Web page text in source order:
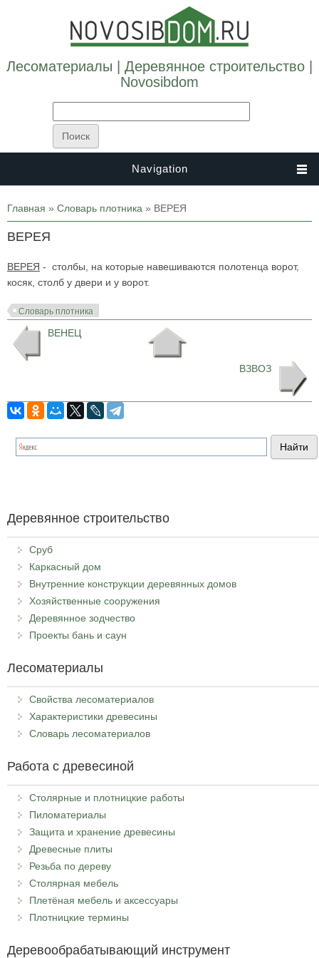
Лесоматериалы | Деревянное строительство |
Novosibdom
Navigation
Вы здесь
Главная » Словарь плотника » ВЕРЕЯ
ВЕРЕЯ
ВЕРЕЯ - столбы, на которые навешиваются полотенца ворот,
косяк, столб у двери и у ворот.
Словарь плотника
ВЕНЕЦ
ВЗВОЗ
Деревянное строительство
Сруб
Каркасный дом
Внутренние конструкции деревянных домов
Хозяйственные сооружения
Деревянное зодчество
Проекты бань и саун
Лесоматериалы
Свойства лесоматериалов
Характеристики древесины
Словарь лесоматериалов
Работа с древесиной
Столярные и плотницкие работы
Пиломатериалы
Защита и хранение древесины
Древесные плиты
Резьба по дереву
Столярная мебель
Плетёная мебель и аксессуары
Плотницкие термины
Деревообрабатывающий инструмент